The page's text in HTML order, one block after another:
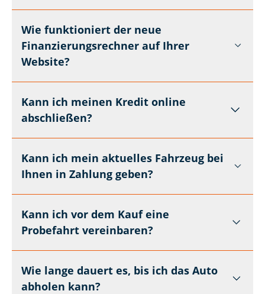
Wie funktioniert der neue
Finanzierungsrechner auf Ihrer
Website?
Kann ich meinen Kredit online
abschließen?
Kann ich mein aktuelles Fahrzeug bei
Ihnen in Zahlung geben?
Kann ich vor dem Kauf eine
Probefahrt vereinbaren?
Wie lange dauert es, bis ich das Auto
abholen kann?